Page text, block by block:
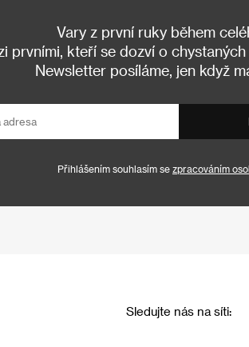
Vary z první ruky během
prvními, kteří se dozví o
Newsletter posíláme, jen když
Přihlášením souhlasím se zpracováním
Sledujte nás na síti: